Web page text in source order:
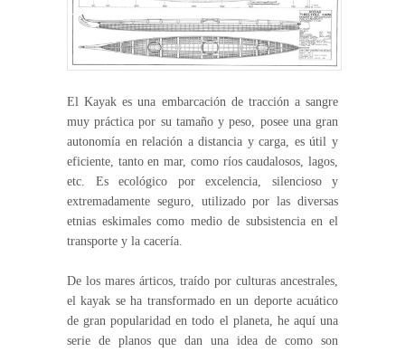
El Kayak es una embarcación de tracción a sangre
muy práctica por su tamaño y peso, posee una gran
autonomía en relación a distancia y carga, es útil y
eficiente, tanto en mar, como ríos caudalosos, lagos,
etc. Es ecológico por excelencia, silencioso y
extremadamente seguro, utilizado por las diversas
etnias eskimales como medio de subsistencia en el
transporte y la cacería.
De los mares árticos, traído por culturas ancestrales,
el kayak se ha transformado en un deporte acuático
de gran popularidad en todo el planeta, he aquí una
serie de planos que dan una idea de como son